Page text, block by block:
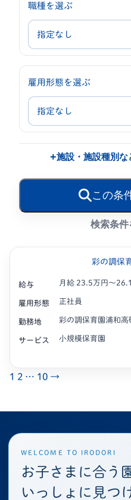
職種を選ぶ
職
雇用形態を選ぶ
雇
形
態
+施設・施設種別な
この条
検索条件
彩の調保
給与 月給 23.5万円〜
雇用形態 正社員
勤務地 彩の調保育園浦和高
サービス 小規模保育園
1 2 … 10 →
WELCOME TO IRODORI
お子さまに合う
いっしょに見つ